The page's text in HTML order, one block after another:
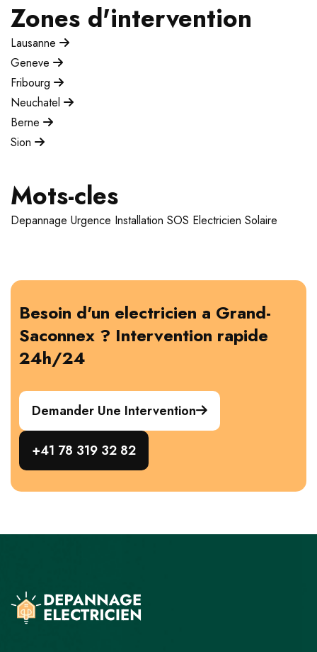
Zones d'intervention
Lausanne
Geneve
Fribourg
Neuchatel
Berne
Sion
Mots-cles
Depannage Urgence Installation SOS Electricien Solaire
Besoin d'un electricien a Grand-
Saconnex ? Intervention rapide
24h/24
Demander Une Intervention
+41 78 319 32 82